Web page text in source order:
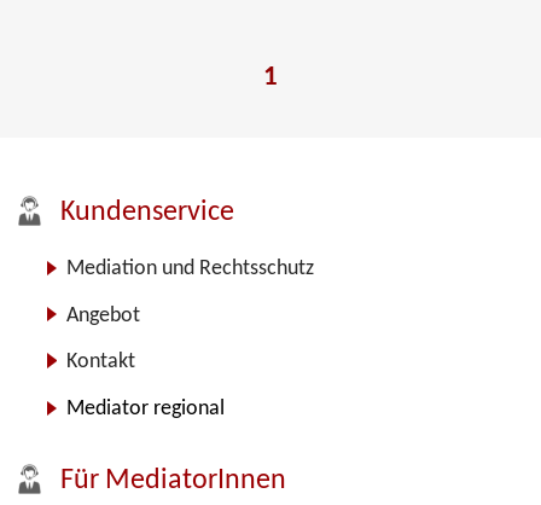
1
Kundenservice
Mediation und Rechtsschutz
Angebot
Kontakt
Mediator regional
Für MediatorInnen